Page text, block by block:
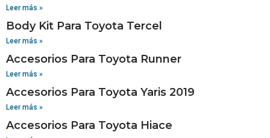
Leer más »
Body Kit Para Toyota Tercel
Leer más »
Accesorios Para Toyota Runner
Leer más »
Accesorios Para Toyota Yaris 2019
Leer más »
Accesorios Para Toyota Hiace